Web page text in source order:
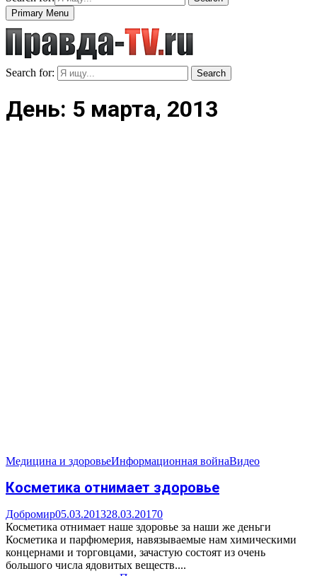
Primary Menu
Search for: Search
День: 5 марта, 2013
Медицина и здоровьеИнформационная войнаВидео
Косметика отнимает здоровье
Добромир05.03.201328.03.20170
Косметика отнимает наше здоровье за наши же деньги
Косметика и парфюмерия, навязываемые нам химическими
концернами и торговцами, зачастую состоят из очень
большого числа ядовитых веществ....